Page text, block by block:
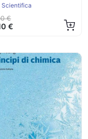
Scientifica
€
€